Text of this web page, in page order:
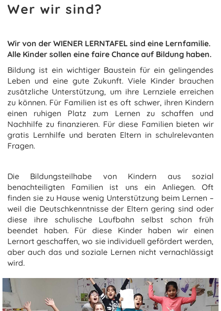
Wer wir sind?
Wir von der WIENER LERNTAFEL sind eine Lernfamilie.
Alle Kinder sollen eine faire Chance auf Bildung haben.
Bildung ist ein wichtiger Baustein für ein gelingendes
Leben und eine gute Zukunft. Viele Kinder brauchen
zusätzliche Unterstützung, um ihre Lernziele erreichen
zu können. Für Familien ist es oft schwer, ihren Kindern
einen ruhigen Platz zum Lernen zu schaffen und
Nachhilfe zu finanzieren. Für diese Familien bieten wir
gratis Lernhilfe und beraten Eltern in schulrelevanten
Fragen.
Die Bildungsteilhabe von Kindern aus sozial
benachteiligten Familien ist uns ein Anliegen. Oft
finden sie zu Hause wenig Unterstützung beim Lernen –
weil die Deutschkenntnisse der Eltern gering sind oder
diese ihre schulische Laufbahn selbst schon früh
beendet haben. Für diese Kinder haben wir einen
Lernort geschaffen, wo sie individuell gefördert werden,
aber auch das und soziale Lernen nicht vernachlässigt
wird.